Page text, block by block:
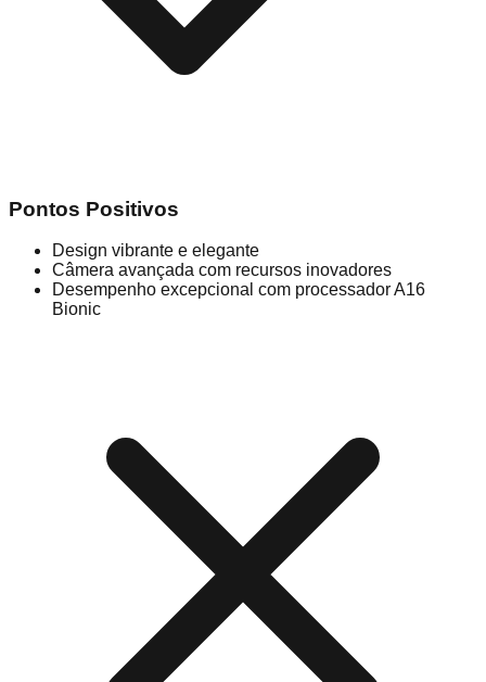
Pontos Positivos
Design vibrante e elegante
Câmera avançada com recursos inovadores
Desempenho excepcional com processador A16
Bionic